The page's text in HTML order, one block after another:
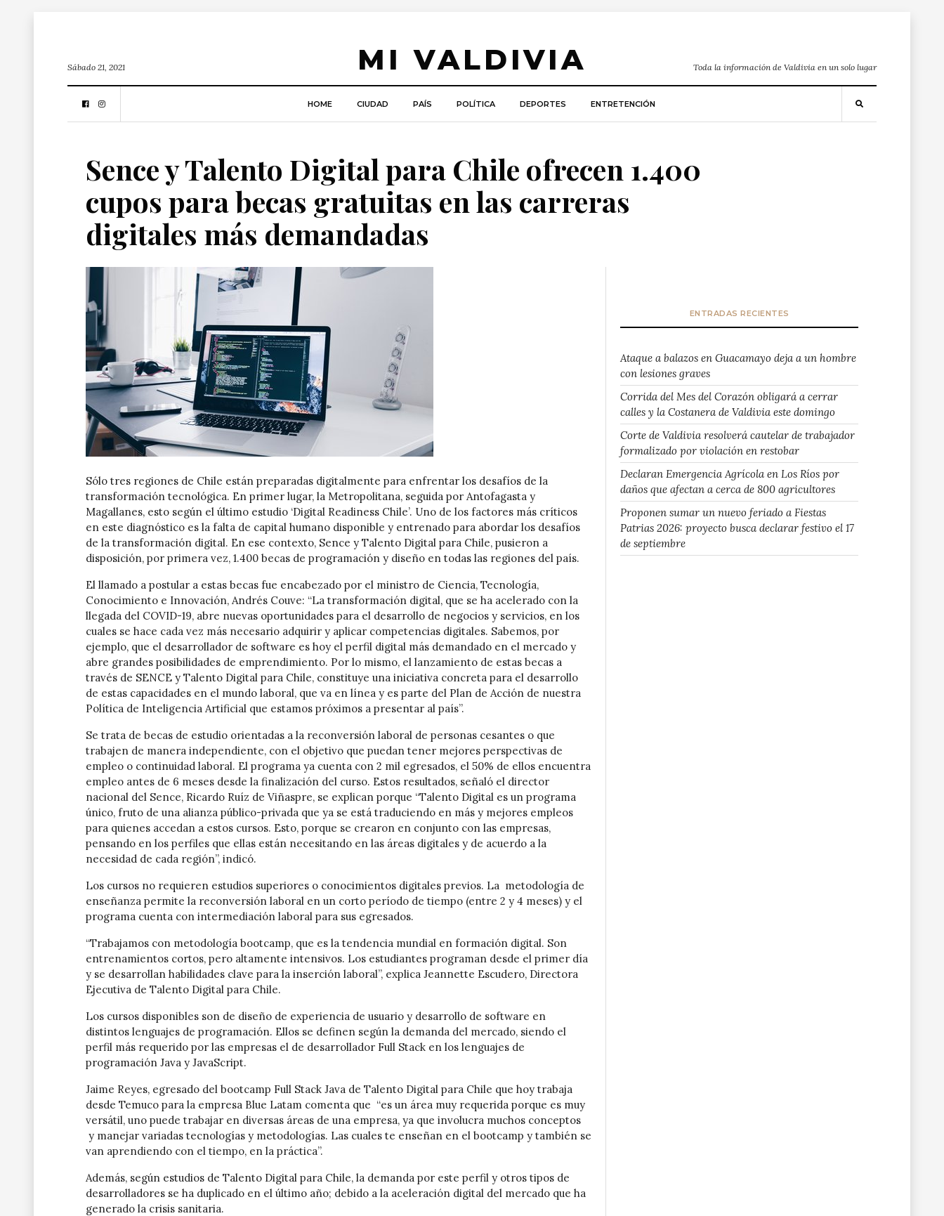
MI VALDIVIA
Sábado 21, 2021 Toda la información de Valdivia en un solo lugar
HOME CIUDAD PAÍS POLÍTICA DEPORTES ENTRETENCIÓN
Sence y Talento Digital para Chile ofrecen 1.400
cupos para becas gratuitas en las carreras
digitales más demandadas
Sólo tres regiones de Chile están preparadas digitalmente para enfrentar los desafíos de la
transformación tecnológica. En primer lugar, la Metropolitana, seguida por Antofagasta y
Magallanes, esto según el último estudio ‘Digital Readiness Chile’. Uno de los factores más críticos
en este diagnóstico es la falta de capital humano disponible y entrenado para abordar los desafíos
de la transformación digital. En ese contexto, Sence y Talento Digital para Chile, pusieron a
disposición, por primera vez, 1.400 becas de programación y diseño en todas las regiones del país.
El llamado a postular a estas becas fue encabezado por el ministro de Ciencia, Tecnología,
Conocimiento e Innovación, Andrés Couve: “La transformación digital, que se ha acelerado con la
llegada del COVID-19, abre nuevas oportunidades para el desarrollo de negocios y servicios, en los
cuales se hace cada vez más necesario adquirir y aplicar competencias digitales. Sabemos, por
ejemplo, que el desarrollador de software es hoy el perfil digital más demandado en el mercado y
abre grandes posibilidades de emprendimiento. Por lo mismo, el lanzamiento de estas becas a
través de SENCE y Talento Digital para Chile, constituye una iniciativa concreta para el desarrollo
de estas capacidades en el mundo laboral, que va en línea y es parte del Plan de Acción de nuestra
Política de Inteligencia Artificial que estamos próximos a presentar al país”.
Se trata de becas de estudio orientadas a la reconversión laboral de personas cesantes o que
trabajen de manera independiente, con el objetivo que puedan tener mejores perspectivas de
empleo o continuidad laboral. El programa ya cuenta con 2 mil egresados, el 50% de ellos encuentra
empleo antes de 6 meses desde la finalización del curso. Estos resultados, señaló el director
nacional del Sence, Ricardo Ruíz de Viñaspre, se explican porque “Talento Digital es un programa
único, fruto de una alianza público-privada que ya se está traduciendo en más y mejores empleos
para quienes accedan a estos cursos. Esto, porque se crearon en conjunto con las empresas,
pensando en los perfiles que ellas están necesitando en las áreas digitales y de acuerdo a la
necesidad de cada región”, indicó.
Los cursos no requieren estudios superiores o conocimientos digitales previos. La metodología de
enseñanza permite la reconversión laboral en un corto período de tiempo (entre 2 y 4 meses) y el
programa cuenta con intermediación laboral para sus egresados.
“Trabajamos con metodología bootcamp, que es la tendencia mundial en formación digital. Son
entrenamientos cortos, pero altamente intensivos. Los estudiantes programan desde el primer día
y se desarrollan habilidades clave para la inserción laboral”, explica Jeannette Escudero, Directora
Ejecutiva de Talento Digital para Chile.
Los cursos disponibles son de diseño de experiencia de usuario y desarrollo de software en
distintos lenguajes de programación. Ellos se definen según la demanda del mercado, siendo el
perfil más requerido por las empresas el de desarrollador Full Stack en los lenguajes de
programación Java y JavaScript.
Jaime Reyes, egresado del bootcamp Full Stack Java de Talento Digital para Chile que hoy trabaja
desde Temuco para la empresa Blue Latam comenta que “es un área muy requerida porque es muy
versátil, uno puede trabajar en diversas áreas de una empresa, ya que involucra muchos conceptos
y manejar variadas tecnologías y metodologías. Las cuales te enseñan en el bootcamp y también se
van aprendiendo con el tiempo, en la práctica”.
Además, según estudios de Talento Digital para Chile, la demanda por este perfil y otros tipos de
desarrolladores se ha duplicado en el último año; debido a la aceleración digital del mercado que ha
generado la crisis sanitaria.
ENTRADAS RECIENTES
Ataque a balazos en Guacamayo deja a un hombre
con lesiones graves
Corrida del Mes del Corazón obligará a cerrar
calles y la Costanera de Valdivia este domingo
Corte de Valdivia resolverá cautelar de trabajador
formalizado por violación en restobar
Declaran Emergencia Agrícola en Los Ríos por
daños que afectan a cerca de 800 agricultores
Proponen sumar un nuevo feriado a Fiestas
Patrias 2026: proyecto busca declarar festivo el 17
de septiembre